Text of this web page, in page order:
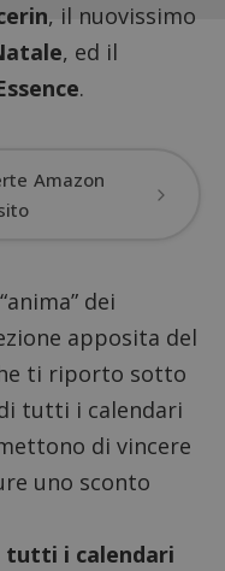
, il nuovissimo
, ed il
.
Amazon
dei
apposita del
ti riporto sotto
tutti i calendari
di vincere
uno sconto
tutti i calendari